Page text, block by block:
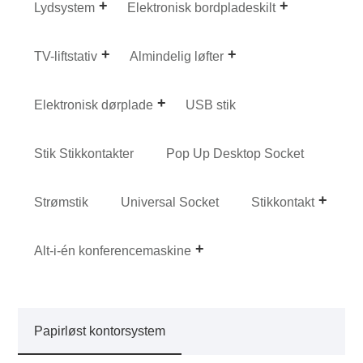
Lydsystem Elektronisk bordpladeskilt
TV-liftstativ Almindelig løfter
Elektronisk dørplade USB stik
Stik Stikkontakter Pop Up Desktop Socket
Strømstik Universal Socket Stikkontakt
Alt-i-én konferencemaskine
Papirløst kontorsystem